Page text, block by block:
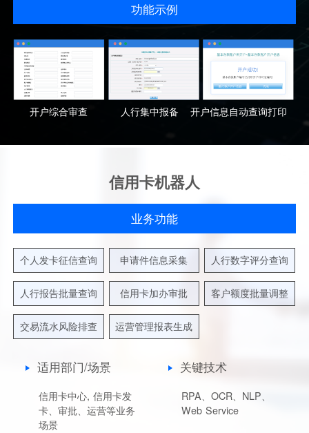
功能示例
开户综合审查 人行集中报备 开户信息自动查询打印
信用卡机器人
业务功能
个人发卡征信查询 申请件信息采集 人行数字评分查询
人行报告批量查询 信用卡加办审批 客户额度批量调整
交易流水风险排查 运营管理报表生成
适用部门/场景
信用卡中心, 信用卡发
卡、审批、运营等业务
场景
关键技术
RPA、OCR、NLP、
Web Service